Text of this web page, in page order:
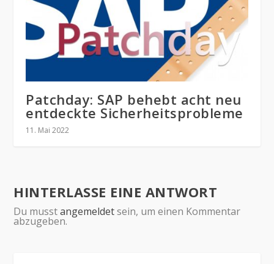
Patchday: SAP behebt acht neu
entdeckte Sicherheitsprobleme
11. Mai 2022
HINTERLASSE EINE ANTWORT
Du musstangemeldetsein, um einen Kommentar
abzugeben.